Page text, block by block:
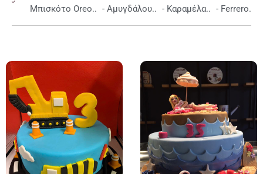
Μπισκότο Oreo.. - Αμυγδάλου.. - Καραμέλα.. - Ferrero.